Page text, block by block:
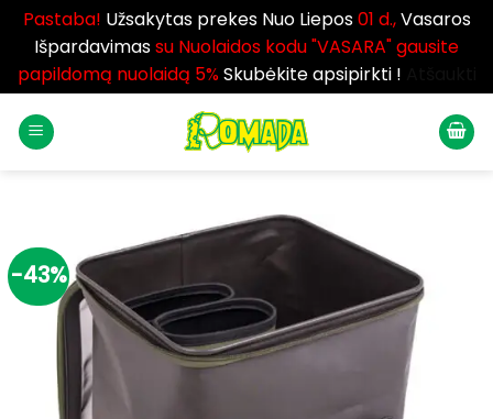
Pastaba! Užsakytas prekes Nuo Liepos01 d.,Vasaros
Išpardavimassu Nuolaidos kodu "VASARA" gausite
papildomą nuolaidą 5%Skubėkite apsipirkti !
-43%